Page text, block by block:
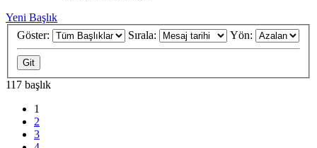
Yeni Başlık
Göster:
Sırala: Yön:
117 başlık
1
2
3